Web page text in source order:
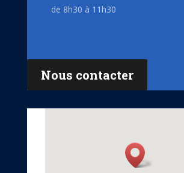
de 8h30 à 11h30
Nous contacter